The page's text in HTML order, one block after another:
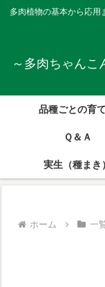
多肉植物の基本から応用
～多肉ちゃんこ
品種ごとの育
Ｑ＆Ａ
実生（種まき）
ホーム 一